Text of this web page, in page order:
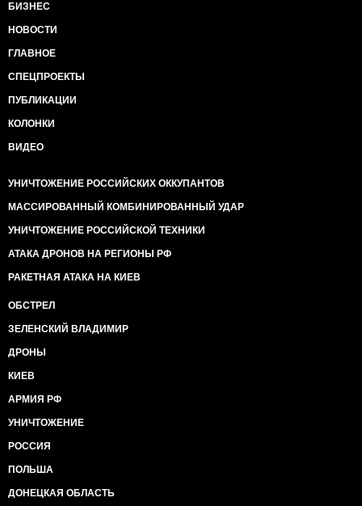
БИЗНЕС
НОВОСТИ
ГЛАВНОЕ
СПЕЦПРОЕКТЫ
ПУБЛИКАЦИИ
КОЛОНКИ
ВИДЕО
УНИЧТОЖЕНИЕ РОССИЙСКИХ ОККУПАНТОВ
МАССИРОВАННЫЙ КОМБИНИРОВАННЫЙ УДАР
УНИЧТОЖЕНИЕ РОССИЙСКОЙ ТЕХНИКИ
АТАКА ДРОНОВ НА РЕГИОНЫ РФ
РАКЕТНАЯ АТАКА НА КИЕВ
ОБСТРЕЛ
ЗЕЛЕНСКИЙ ВЛАДИМИР
ДРОНЫ
КИЕВ
АРМИЯ РФ
УНИЧТОЖЕНИЕ
РОССИЯ
ПОЛЬША
ДОНЕЦКАЯ ОБЛАСТЬ